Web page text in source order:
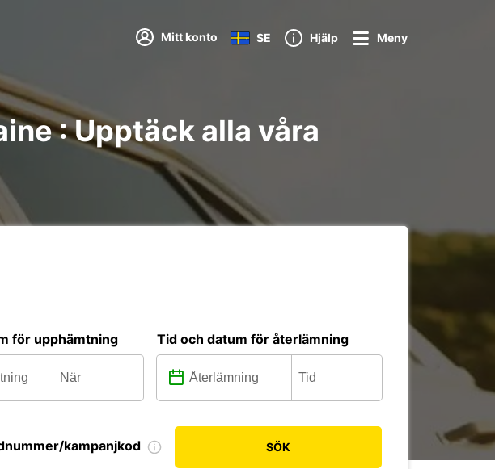
Mitt konto SE Hjälp Meny
: Upptäck alla våra
för upphämtning Tid och datum för återlämning
kampanjkod SÖK